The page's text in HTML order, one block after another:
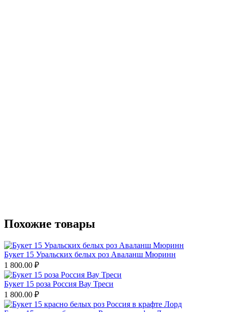
Похожие товары
Букет 15 Уральских белых роз Аваланш Мюринн
1 800.00 ₽
Букет 15 роза Россия Вау Треси
1 800.00 ₽